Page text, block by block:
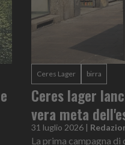
Ceres Lager birra
Ceres lager
vera meta
31 luglio 2026 |
La prima campagna